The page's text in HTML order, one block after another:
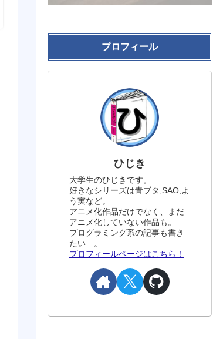
プロフィール
ひじき
大学生のひじきです。
好きなシリーズは青ブタ,SAO,よ
う実など。
アニメ化作品だけでなく、まだ
アニメ化していない作品も。
プログラミング系の記事も書き
たい…。
プロフィールページはこちら！